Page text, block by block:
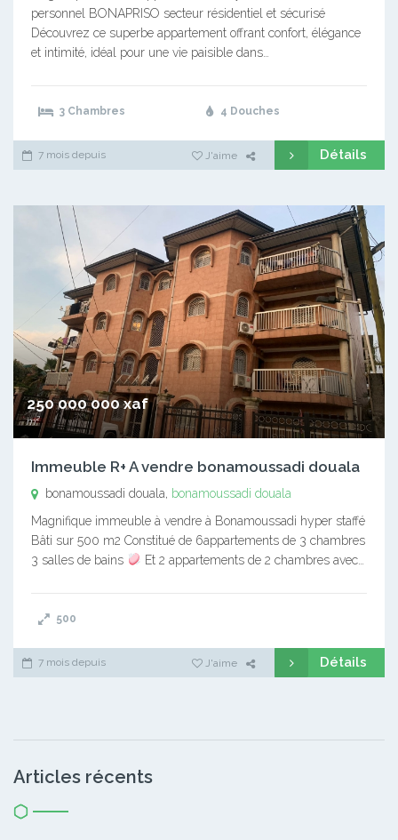
personnel BONAPRISO secteur résidentiel et sécurisé
Découvrez ce superbe appartement offrant confort, élégance
et intimité, idéal pour une vie paisible dans…
3 Chambres 4 Douches
7 mois depuis J'aime Détails
250 000 000 xaf
m²
Immeuble R+ A vendre bonamoussadi douala
bonamoussadi douala,
bonamoussadi douala
Magnifique immeuble à vendre à Bonamoussadi hyper staffé
Bâti sur 500 m2 Constitué de 6appartements de 3 chambres
3 salles de bains
Et 2 appartements de 2 chambres avec…
500
7 mois depuis J'aime Détails
Articles récents